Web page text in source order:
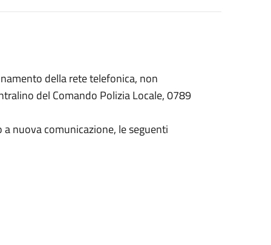
della rete telefonica, non
del Comando Polizia Locale, 0789
nuova comunicazione, le seguenti